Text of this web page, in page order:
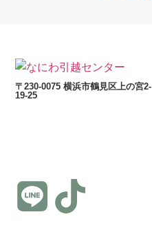
〒230-0075 横浜市鶴見区上の宮2-
19-25